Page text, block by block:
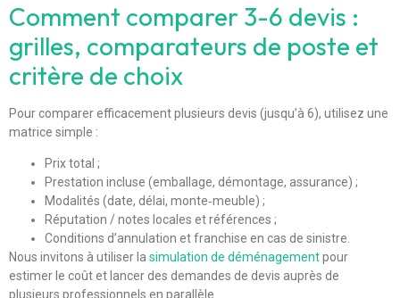
Comment comparer 3-6 devis :
grilles, comparateurs de poste et
critère de choix
Pour comparer efficacement plusieurs devis (jusqu’à 6), utilisez une
matrice simple :
Prix total ;
Prestation incluse (emballage, démontage, assurance) ;
Modalités (date, délai, monte‑meuble) ;
Réputation / notes locales et références ;
Conditions d’annulation et franchise en cas de sinistre.
Nous invitons à utiliser la simulation de déménagementpour
estimer le coût et lancer des demandes de devis auprès de
plusieurs professionnels en parallèle.